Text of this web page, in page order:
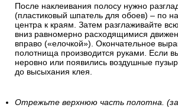
После наклеивания полосу нужно
(пластиковый шпатель для обоев) – по
центра к краям. Затем разглаживайте
вниз равномерно расходящимися
вправо («елочкой»). Окончательное
полотнища производится руками. Если
неровно или появились воздушные
до высыхания клея.
Отрежьте верхнюю часть полотна.